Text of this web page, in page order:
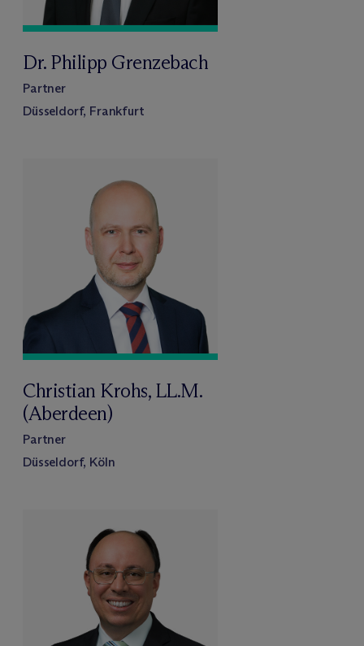
Dr. Philipp Grenzebach
Partner
Düsseldorf, Frankfurt
Christian Krohs, LL.M.
(Aberdeen)
Partner
Düsseldorf, Köln